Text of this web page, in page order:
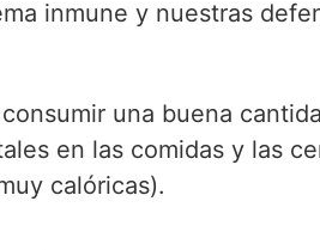
inmune y nuestras
una buena
en las comidas y las
calóricas).